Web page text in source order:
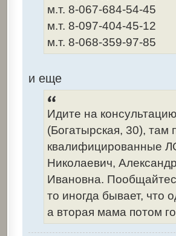
м.т. 8-067-684-54-45
м.т. 8-097-404-45-12
м.т. 8-068-359-97-85
и еще
Идите на
(Богатырская, 30),
квалифицированные
Николаевич,
Ивановна.
то иногда бывает, что
а вторая мама потом